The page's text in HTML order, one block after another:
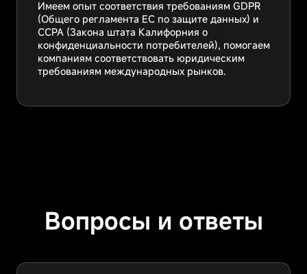
Имеем опыт соответствия требованиям GDPR
(Общего регламента ЕС по защите данных) и
CCPA (Закона штата Калифорния о
конфиденциальности потребителей), помогаем
компаниям соответствовать юридическим
требованиям международных рынков.
Вопросы и ответы